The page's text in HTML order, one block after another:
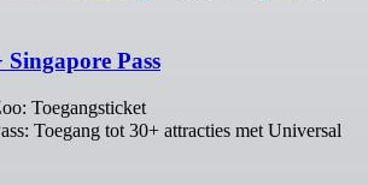
Pass
Toegangsticket
Toegang tot 30+ attracties met Universal